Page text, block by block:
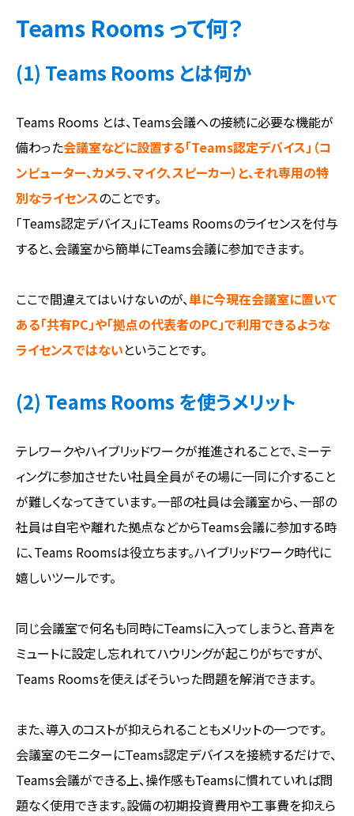
Teams Rooms って何？
(1) Teams Rooms とは何か
Teams Rooms とは、Teams会議への接続に必要な機能が
備わった会議室などに設置する「Teams認定デバイス」（コ
ンピューター、カメラ、マイク、スピーカー）と、それ専用の特
別なライセンスのことです。
「Teams認定デバイス」にTeams Roomsのライセンスを付与
すると、会議室から簡単にTeams会議に参加できます。
ここで間違えてはいけないのが、単に今現在会議室に置いて
ある「共有PC」や「拠点の代表者のPC」で利用できるような
ライセンスではないということです。
(2) Teams Rooms を使うメリット
テレワークやハイブリッドワークが推進されることで、ミーテ
ィングに参加させたい社員全員がその場に一同に介すること
が難しくなってきています。一部の社員は会議室から、一部の
社員は自宅や離れた拠点などからTeams会議に参加する時
に、Teams Roomsは役立ちます。ハイブリッドワーク時代に
嬉しいツールです。
同じ会議室で何名も同時にTeamsに入ってしまうと、音声を
ミュートに設定し忘れれてハウリングが起こりがちですが、
Teams Roomsを使えばそういった問題を解消できます。
また、導入のコストが抑えられることもメリットの一つです。
会議室のモニターにTeams認定デバイスを接続するだけで、
Teams会議ができる上、操作感もTeamsに慣れていれば問
題なく使用できます。設備の初期投資費用や工事費を抑えら